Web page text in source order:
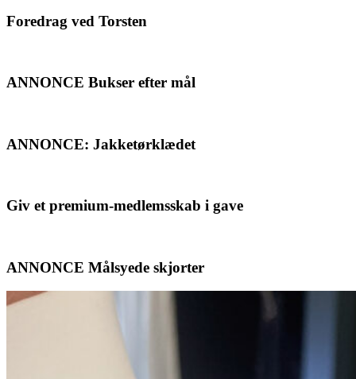
Foredrag ved Torsten
ANNONCE Bukser efter mål
ANNONCE: Jakketørklædet
Giv et premium-medlemsskab i gave
ANNONCE Målsyede skjorter